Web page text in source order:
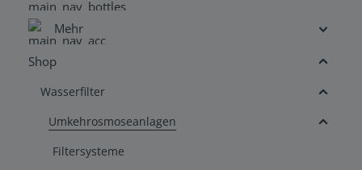
Mehr
Shop
Wasserfilter
Umkehrosmoseanlagen
Filtersysteme